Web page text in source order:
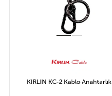
KIRLIN KC-2 Kablo Anahtarlık